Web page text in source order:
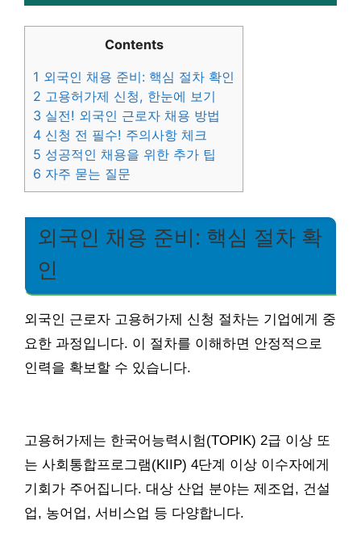
Contents
1 외국인 채용 준비: 핵심 절차 확인
2 고용허가제 신청, 한눈에 보기
3 실전! 외국인 근로자 채용 방법
4 신청 전 필수! 주의사항 체크
5 성공적인 채용을 위한 추가 팁
6 자주 묻는 질문
외국인 채용 준비: 핵심 절차 확
인
외국인 근로자 고용허가제 신청 절차는 기업에게 중
요한 과정입니다. 이 절차를 이해하면 안정적으로
인력을 확보할 수 있습니다.
고용허가제는 한국어능력시험(TOPIK) 2급 이상 또
는 사회통합프로그램(KIIP) 4단계 이상 이수자에게
기회가 주어집니다. 대상 산업 분야는 제조업, 건설
업, 농어업, 서비스업 등 다양합니다.